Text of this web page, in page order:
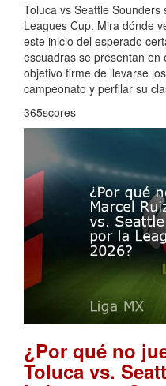
Toluca vs Seattle
Leagues Cup. Mira dónde
este inicio del esperado
escuadras se presentan en
objetivo firme de llevarse
campeonato y perfilar su
365scores
¿Por qué no
Toluca vs.